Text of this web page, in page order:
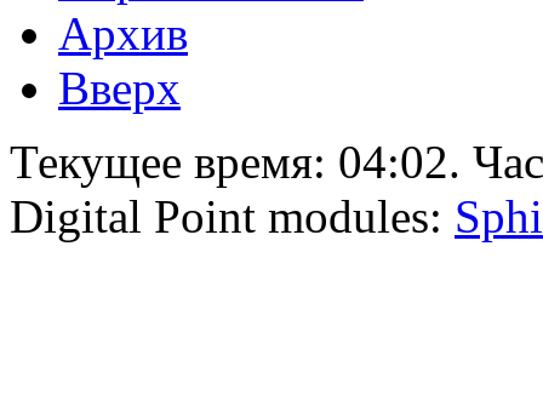
Архив
Вверх
Текущее время: 04:02.
Digital Point modules: